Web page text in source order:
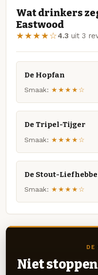
Wat drinkers
Eastwood
★★★★☆4.3 uit 3
De Hopfan
Smaak: ★★★★☆
De Tripel-Tijger
Smaak: ★★★★☆
De Stout-
Smaak: ★★★★☆
DE
Niet